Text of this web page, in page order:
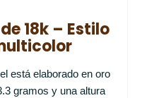
18k – Estilo
está elaborado en oro
gramos y una altura